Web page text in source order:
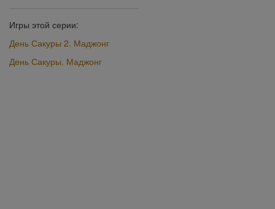
Игры этой серии:
День Сакуры 2. Маджонг
День Сакуры. Маджонг